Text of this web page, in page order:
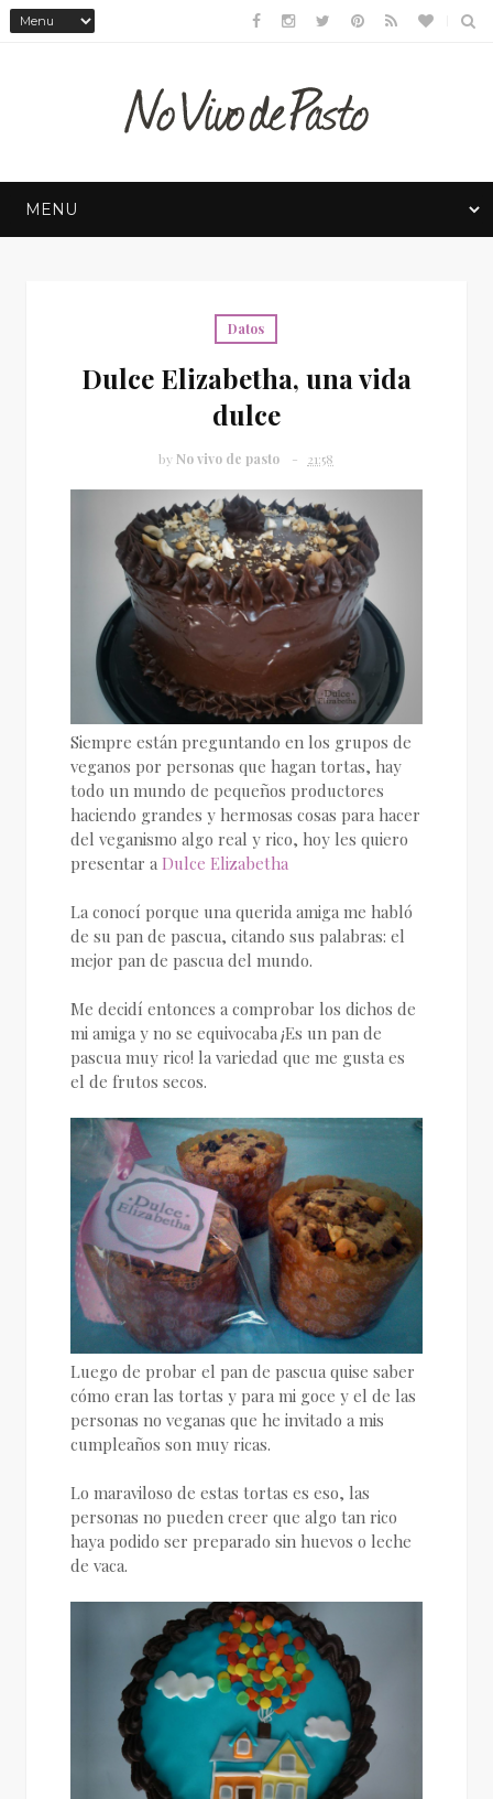
Datos
Dulce Elizabetha, una vida
dulce
by No vivo de pasto 21:58
Siempre están preguntando en los grupos de
veganos por personas que hagan tortas, hay
todo un mundo de pequeños productores
haciendo grandes y hermosas cosas para hacer
del veganismo algo real y rico, hoy les quiero
presentar a Dulce Elizabetha
La conocí porque una querida amiga me habló
de su pan de pascua, citando sus palabras: el
mejor pan de pascua del mundo.
Me decidí entonces a comprobar los dichos de
mi amiga y no se equivocaba ¡Es un pan de
pascua muy rico! la variedad que me gusta es
el de frutos secos.
Luego de probar el pan de pascua quise saber
cómo eran las tortas y para mi goce y el de las
personas no veganas que he invitado a mis
cumpleaños son muy ricas.
Lo maraviloso de estas tortas es eso, las
personas no pueden creer que algo tan rico
haya podido ser preparado sin huevos o leche
de vaca.